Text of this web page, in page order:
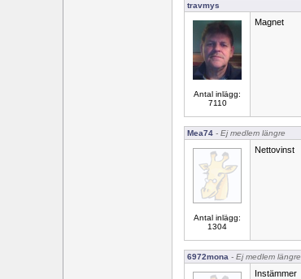
travmys
Antal inlägg:
7110
Magnet
Mea74 - Ej medlem längre
Antal inlägg:
1304
Nettovinst
6972mona - Ej medlem längre
Instämmer